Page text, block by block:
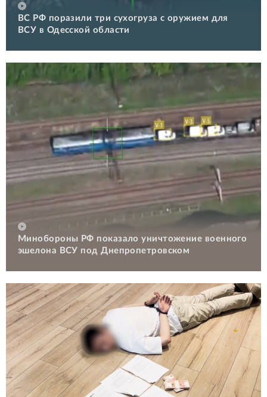
ВС РФ поразили три сухогруза с оружием для
ВСУ в Одесской области
Минобороны РФ показало уничтожение военного
эшелона ВСУ под Днепропетровском